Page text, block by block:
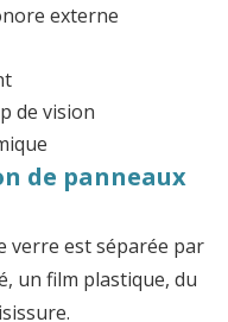
externe
de vision
de panneaux
verre est séparée par
un film plastique, du